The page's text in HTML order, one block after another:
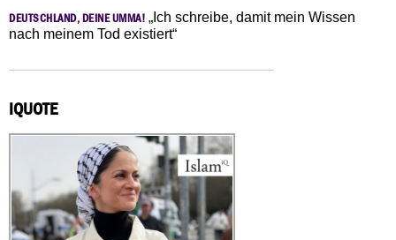
DEUTSCHLAND, DEINE UMMA! „Ich schreibe, damit mein Wissen
nach meinem Tod existiert“
IQUOTE